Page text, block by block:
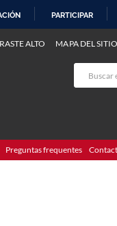
PARTICIPAR
ALTO MAPA DEL SITIO
Preguntas frequentes